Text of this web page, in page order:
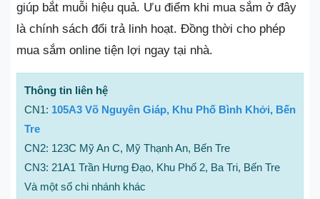
giúp bắt muỗi hiệu quả. Ưu điểm khi mua sắm ở đây
là chính sách đổi trả linh hoạt. Đồng thời cho phép
mua sắm online tiện lợi ngay tại nhà.
Thông tin liên hệ
CN1: 105A3 Võ Nguyên Giáp, Khu Phố Bình Khởi, Bến
Tre
CN2: 123C Mỹ An C, Mỹ Thạnh An, Bến Tre
CN3: 21A1 Trần Hưng Đạo, Khu Phố 2, Ba Tri, Bến Tre
Và một số chi nhánh khác